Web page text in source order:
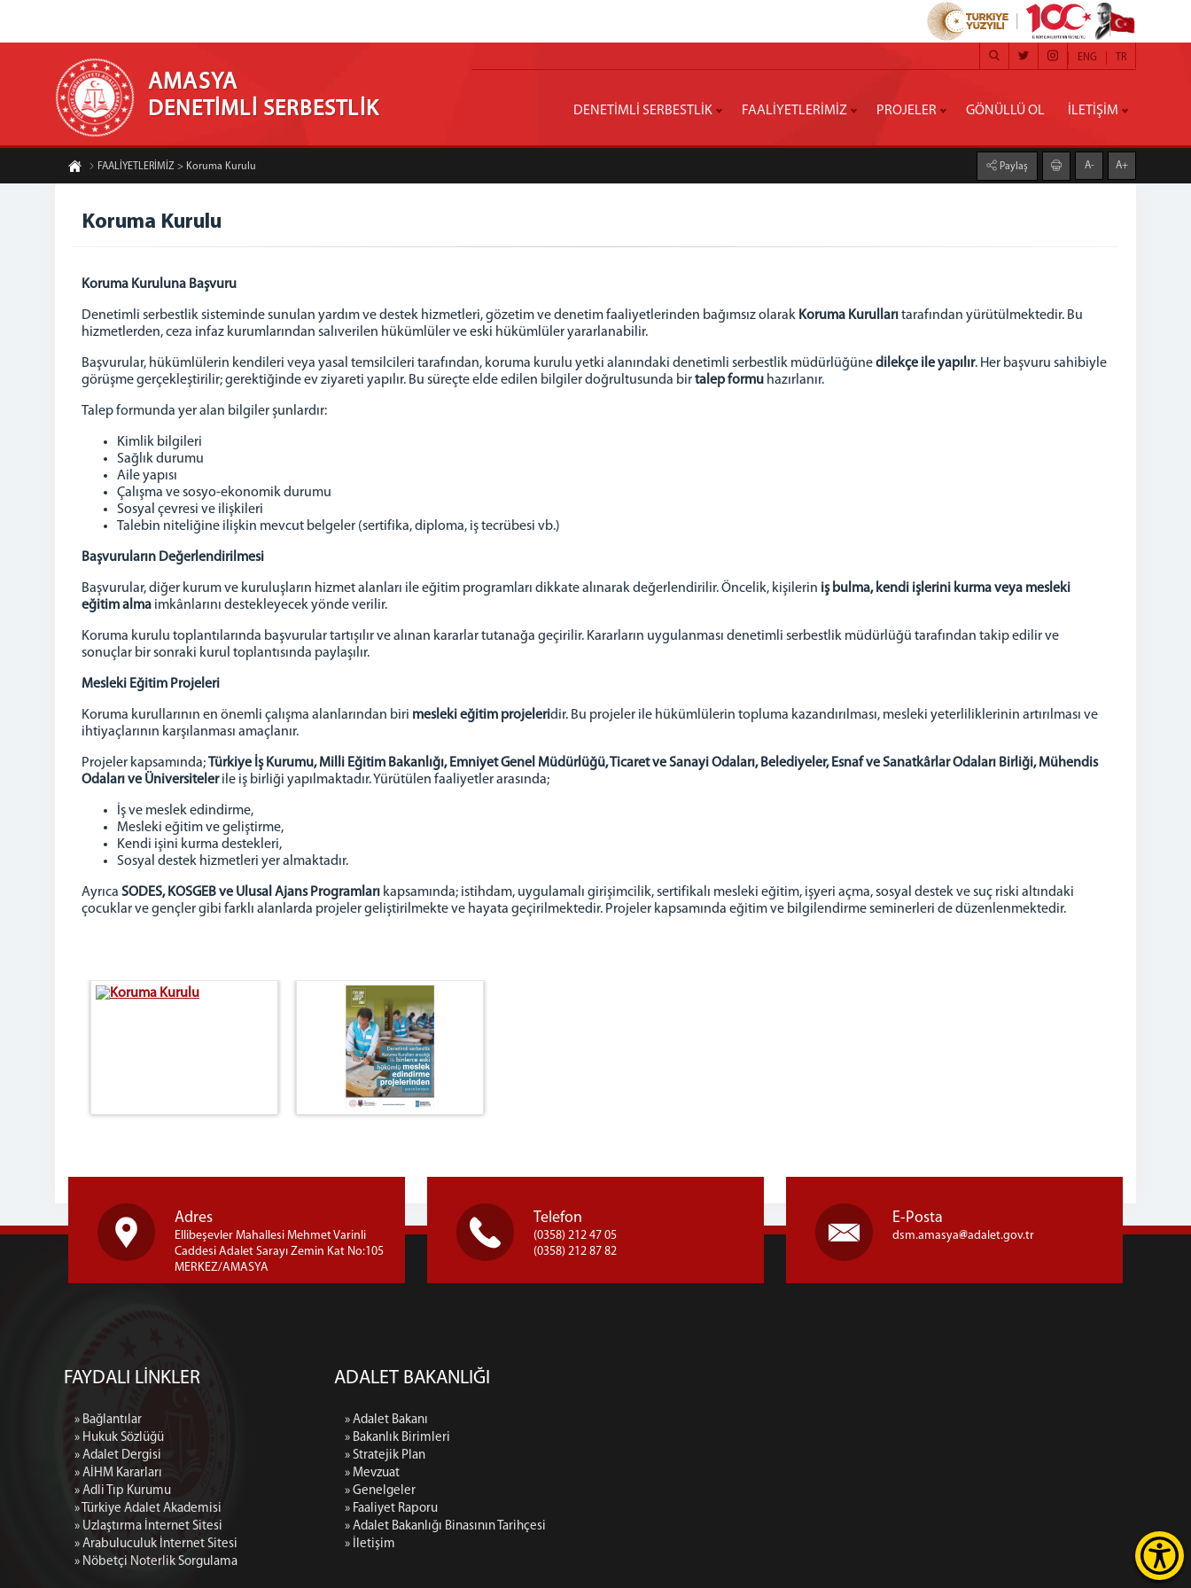
AMASYA
DENETİMLİ SERBESTLİK
TR
ENG
DENETİMLİ SERBESTLİK FAALİYETLERİMİZ PROJELER GÖNÜLLÜ OL İLETİŞİM
FAALİYETLERİMİZ > Koruma Kurulu Paylaş A- A+
Koruma Kurulu
Koruma Kuruluna Başvuru
Denetimli serbestlik sisteminde sunulan yardım ve destek hizmetleri, gözetim ve denetim faaliyetlerinden bağımsız olarak Koruma Kurullarıtarafından yürütülmektedir. Bu
hizmetlerden, ceza infaz kurumlarından salıverilen hükümlüler ve eski hükümlüler yararlanabilir.
Başvurular, hükümlülerin kendileri veya yasal temsilcileri tarafından, koruma kurulu yetki alanındaki denetimli serbestlik müdürlüğünedilekçe ile yapılır. Her başvuru sahibiyle
görüşme gerçekleştirilir; gerektiğinde ev ziyareti yapılır. Bu süreçte elde edilen bilgiler doğrultusunda birtalep formu hazırlanır.
Talep formunda yer alan bilgiler şunlardır:
Kimlik bilgileri
Sağlık durumu
Aile yapısı
Çalışma ve sosyo-ekonomik durumu
Sosyal çevresi ve ilişkileri
Talebin niteliğine ilişkin mevcut belgeler (sertifika, diploma, iş tecrübesi vb.)
Başvuruların Değerlendirilmesi
Başvurular, diğer kurum ve kuruluşların hizmet alanları ile eğitim programları dikkate alınarak değerlendirilir. Öncelik, kişilerin iş bulma, kendi işlerini kurma veya mesleki
eğitim alma imkânlarını destekleyecek yönde verilir.
Koruma kurulu toplantılarında başvurular tartışılır ve alınan kararlar tutanağa geçirilir. Kararların uygulanması denetimli serbestlik müdürlüğü tarafından takip edilir ve
sonuçlar bir sonraki kurul toplantısında paylaşılır.
Mesleki Eğitim Projeleri
Koruma kurullarının en önemli çalışma alanlarından biri mesleki eğitim projeleridir. Bu projeler ile hükümlülerin topluma kazandırılması, mesleki yeterliliklerinin artırılması ve
ihtiyaçlarının karşılanması amaçlanır.
Projeler kapsamında;Türkiye İş Kurumu, Milli Eğitim Bakanlığı, Emniyet Genel Müdürlüğü, Ticaret ve Sanayi Odaları, Belediyeler, Esnaf ve Sanatkârlar Odaları Birliği, Mühendis
Odaları ve Üniversitelerile iş birliği yapılmaktadır. Yürütülen faaliyetler arasında;
İş ve meslek edindirme,
Mesleki eğitim ve geliştirme,
Kendi işini kurma destekleri,
Sosyal destek hizmetleri yer almaktadır.
Ayrıca SODES, KOSGEB ve Ulusal Ajans Programları kapsamında; istihdam, uygulamalı girişimcilik, sertifikalı mesleki eğitim, işyeri açma, sosyal destek ve suç riski altındaki
çocuklar ve gençler gibi farklı alanlarda projeler geliştirilmekte ve hayata geçirilmektedir. Projeler kapsamında eğitim ve bilgilendirme seminerleri de düzenlenmektedir.
Adres
Ellibeşevler Mahallesi Mehmet Varinli
Caddesi Adalet Sarayı Zemin Kat No:105
MERKEZ/AMASYA
Telefon
(0358) 212 47 05
(0358) 212 87 82
E-Posta
dsm.amasya adalet.gov.tr
FAYDALI LİNKLER
» Bağlantılar
» Hukuk Sözlüğü
» Adalet Dergisi
» AİHM Kararları
» Adli Tıp Kurumu
» Türkiye Adalet Akademisi
» Uzlaştırma İnternet Sitesi
» Arabuluculuk İnternet Sitesi
» Nöbetçi Noterlik Sorgulama
ADALET BAKANLIĞI
» Adalet Bakanı
» Bakanlık Birimleri
» Stratejik Plan
» Mevzuat
» Genelgeler
» Faaliyet Raporu
» Adalet Bakanlığı Binasının Tarihçesi
» İletişim